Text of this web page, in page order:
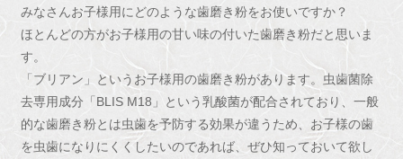
みなさんお子様用にどのような歯磨き粉をお使いですか？
ほとんどの方がお子様用の甘い味の付いた歯磨き粉だと思いま
す。
「ブリアン」というお子様用の歯磨き粉があります。虫歯菌除
去専用成分「BLIS M18」という乳酸菌が配合されており、一般
的な歯磨き粉とは虫歯を予防する効果が違うため、お子様の歯
を虫歯になりにくくしたいのであれば、ぜひ知っておいて欲し